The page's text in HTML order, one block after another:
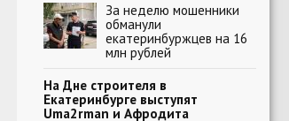
За неделю мошенники
обманули
екатеринбуржцев на 16
млн рублей
На Дне строителя в
Екатеринбурге выступят
Uma2rman и Афродита